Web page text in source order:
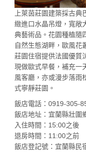
上萊茵莊園建築採古
緻進口水晶吊燈，寬敞
典藝術品。花園種植隨
自然生態湖畔，歐風花
莊園住宿提供法國優質
現做歐式早餐，補充一
風客廳，亦或漫步落雨
式寧靜莊園。
飯店電話：0919-305-
飯店地址：宜蘭縣壯圍
入住時間：15:00之後
退房時間：11:00之前
飯店登記號：宜蘭縣民